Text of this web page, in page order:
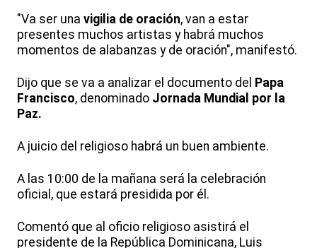
"Va ser una vigilia de oración, van a estar
presentes muchos artistas y habrá muchos
momentos de alabanzas y de oración", manifestó.
Dijo que se va a analizar el documento del Papa
Francisco, denominado Jornada Mundial por la
Paz.
A juicio del religioso habrá un buen ambiente.
A las 10:00 de la mañana será la celebración
oficial, que estará presidida por él.
Comentó que al oficio religioso asistirá el
presidente de la República Dominicana, Luis